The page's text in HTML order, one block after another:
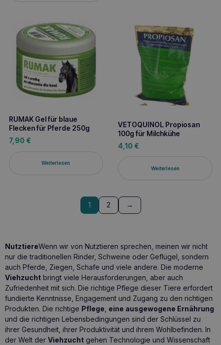
RUMAK Gel für blaue
Flecken für Pferde 250g
7,90 €
Weiterlesen
VETOQUINOL Propiosan
100g für Milchkühe
4,10 €
Weiterlesen
1 2 →
NutztiereWenn wir von Nutztieren sprechen, meinen wir nicht
nur die traditionellen Rinder, Schweine oder Geflügel, sondern
auch Pferde, Ziegen, Schafe und viele andere. Die moderne
Viehzucht bringt viele Herausforderungen, aber auch
Zufriedenheit mit sich. Die richtige Pflege dieser Tiere erfordert
fundierte Kenntnisse, Engagement und Zugang zu den richtigen
Produkten. Die richtige Pflege eine ausgewogene Ernährung
und die richtigen Lebensbedingungen sind der Schlüssel zu
ihrer Gesundheit, ihrer Produktivität und ihrem Wohlbefinden. In
der Welt der Viehzucht gehen Technologie und Wissenschaft